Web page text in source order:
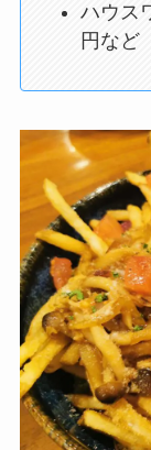
ハウス
円など